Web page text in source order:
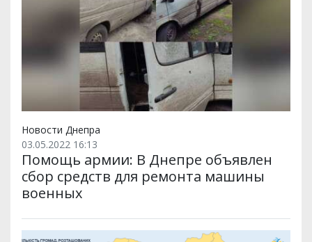
Новости Днепра
03.05.2022 16:13
Помощь армии: В Днепре объявлен
сбор средств для ремонта машины
военных